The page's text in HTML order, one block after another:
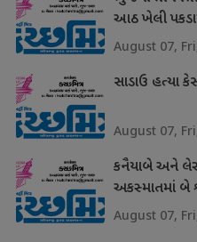
આઠ ખેલી
August 07,
સાડાઉ હત્યા
August 07,
કનૈયાબે અને
અકસ્માતમાં બે
August 07,